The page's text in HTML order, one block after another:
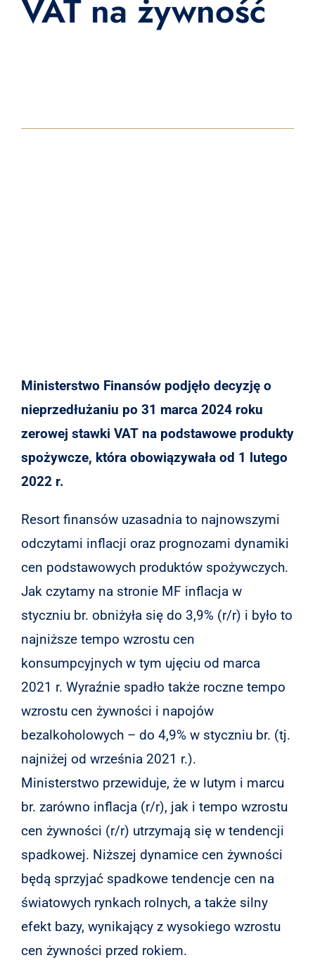
VAT na żywność
Ministerstwo Finansów podjęło decyzję o
nieprzedłużaniu po 31 marca 2024 roku
zerowej stawki VAT na podstawowe produkty
spożywcze, która obowiązywała od 1 lutego
2022 r.
Resort finansów uzasadnia to najnowszymi
odczytami inflacji oraz prognozami dynamiki
cen podstawowych produktów spożywczych.
Jak czytamy na stronie MF inflacja w
styczniu br. obniżyła się do 3,9% (r/r) i było to
najniższe tempo wzrostu cen
konsumpcyjnych w tym ujęciu od marca
2021 r. Wyraźnie spadło także roczne tempo
wzrostu cen żywności i napojów
bezalkoholowych – do 4,9% w styczniu br. (tj.
najniżej od września 2021 r.).
Ministerstwo przewiduje, że w lutym i marcu
br. zarówno inflacja (r/r), jak i tempo wzrostu
cen żywności (r/r) utrzymają się w tendencji
spadkowej. Niższej dynamice cen żywności
będą sprzyjać spadkowe tendencje cen na
światowych rynkach rolnych, a także silny
efekt bazy, wynikający z wysokiego wzrostu
cen żywności przed rokiem.